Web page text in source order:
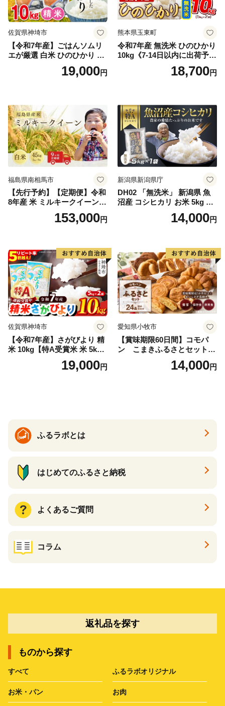
佐賀県神埼市
【令和7年産】ごはんソムリ
エが厳選 白米 ひのひかり 10
米 10kg 5kg×2 ひのひかり ブ
19,000円
熊本県玉東町
令和7年産 無洗米 ひのひかり
10kg《7-14日以内に出荷予定
(土日祝除く)》コメ 米 無洗米
令和7年産 高レビュー｜人気
18,700円
福島県南相馬市
【先行予約】【定期便】令和
8年産 米 ミルキークイーン
白米 45kg (5kg×9回) | ミルキ
ークイーン 米5kg 福島 福島
福島県 南相馬市 cu006-ae
153,000円
新潟県新潟県庁
DH02 「無洗米」 新潟県 魚
沼産 コシヒカリ お米 5kg こ
しひかり 精米 米（お米の美
味しい炊き方ガイド付き）
14,000円
佐賀県神埼市
【令和7年産】さがびより 精
米 10kg【特A受賞米 米 5kg×
2袋 お米 コメ こめ 国産 美味
しい ブランド米 人気 ランキ
19,000円
愛知県小牧市
【賞味期限60日間】コモパ
ン こまきふるさとセット
（24個入り）／災害用備蓄
保存食 非常食 防災グッズに
14,000円
ふるラボとは
はじめてのふるさと納税
よくあるご質問
コラム
返礼品を探す
ものから探す
すべて ふるラボオリジナル
お米・パン お肉